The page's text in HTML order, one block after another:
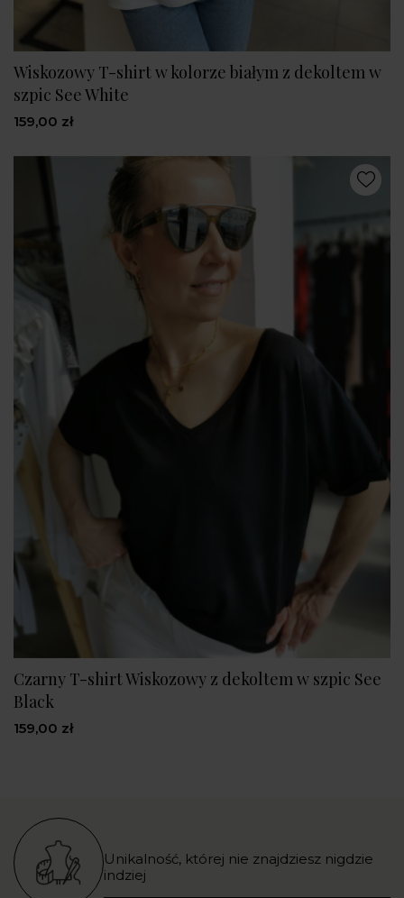
Wiskozowy T-shirt w kolorze białym z dekoltem w
szpic See White
159,00 zł
Czarny T-shirt Wiskozowy z dekoltem w szpic See
Black
159,00 zł
Unikalność, której nie znajdziesz nigdzie
indziej